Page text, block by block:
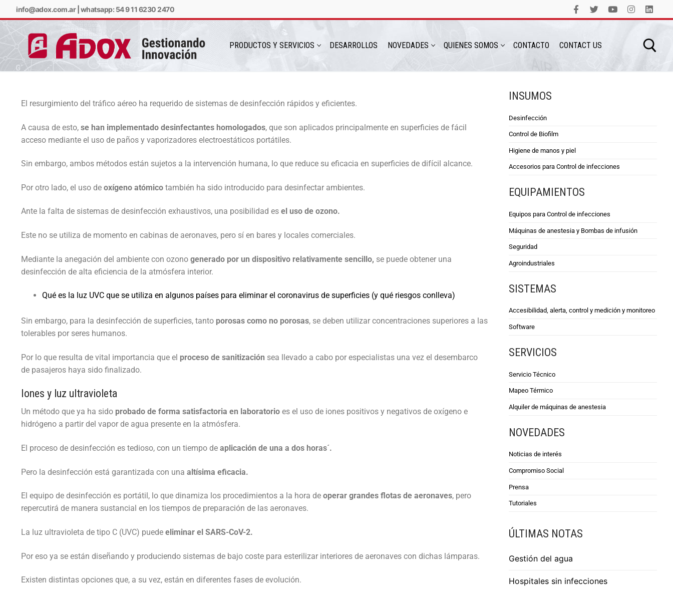
info@adox.com.ar| whatsapp: 54 9 11 6230 2470
PRODUCTOS Y SERVICIOS DESARROLLOS NOVEDADES QUIENES SOMOS CONTACTO CONTACT US
INSUMOS
Higiene de manos y piel
Control de Biofilm
EQUIPAMIENTOS
DESARROLLOS
NOVEDADES
Videos
Videos institucionales
Videos de productos
Tutoriales
Noticias de interés
Compromiso Social
QUIENES SOMOS
Quiénes Somos
Responsabilidad Social Empresaria
CONTACTO
El resurgimiento del tráfico aéreo ha requerido de sistemas de desinfección rápidos y eficientes.
A causa de esto, se han implementado desinfectantes homologados, que son aplicados principalmente en superficies de fácil
acceso mediante el uso de paños y vaporizadores electroestáticos portátiles.
Sin embargo, ambos métodos están sujetos a la intervención humana, lo que reduce su eficacia en superficies de difícil alcance.
Por otro lado, el uso de oxígeno atómico también ha sido introducido para desinfectar ambientes.
Ante la falta de sistemas de desinfección exhaustivos, una posibilidad es el uso de ozono.
Este no se utiliza de momento en cabinas de aeronaves, pero sí en bares y locales comerciales.
Mediante la anegación del ambiente con ozono generado por un dispositivo relativamente sencillo, se puede obtener una
desinfección de alta eficiencia de la atmósfera interior.
Qué es la luz UVC que se utiliza en algunos países para eliminar el coronavirus de superficies (y qué riesgos conlleva)
Sin embargo, para la desinfección de superficies, tanto porosas como no porosas, se deben utilizar concentraciones superiores a las
tolerables por seres humanos.
Por lo que resulta de vital importancia que el proceso de sanitización sea llevado a cabo por especialistas una vez el desembarco
de pasajeros haya sido finalizado.
Iones y luz ultravioleta
Un método que ya ha sido probado de forma satisfactoria en laboratorio es el uso de iones positivos y negativos de oxígeno e
hidrógeno a partir del vapor de agua presente en la atmósfera.
El proceso de desinfección es tedioso, con un tiempo de aplicación de una a dos horas´.
Pero la desinfección está garantizada con una altísima eficacia.
El equipo de desinfección es portátil, lo que dinamiza los procedimientos a la hora de operar grandes flotas de aeronaves, pero
repercutirá de manera sustancial en los tiempos de preparación de las aeronaves.
La luz ultravioleta de tipo C (UVC) puede eliminar el SARS-CoV-2.
Por eso ya se están diseñando y produciendo sistemas de bajo coste para esterilizar interiores de aeronaves con dichas lámparas.
Existen distintas opciones que, a su vez, están en diferentes fases de evolución.
INSUMOS
Desinfección
Control de Biofilm
Higiene de manos y piel
Accesorios para Control de infecciones
EQUIPAMIENTOS
Equipos para Control de infecciones
Máquinas de anestesia y Bombas de infusión
Seguridad
Agroindustriales
SISTEMAS
Accesibilidad, alerta, control y medición y monitoreo
Software
SERVICIOS
Servicio Técnico
Mapeo Térmico
Alquiler de máquinas de anestesia
NOVEDADES
Noticias de interés
Compromiso Social
Prensa
Tutoriales
ÚLTIMAS NOTAS
Gestión del agua
Hospitales sin infecciones